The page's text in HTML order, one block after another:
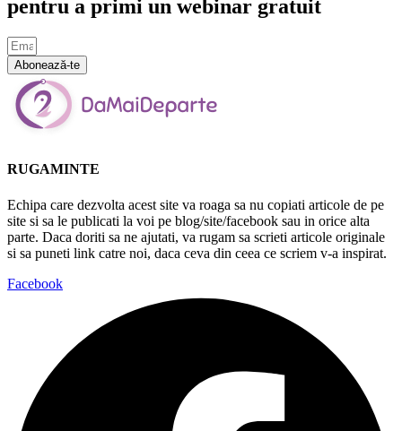
pentru a primi un webinar gratuit
Abonează-te
RUGAMINTE
Echipa care dezvolta acest site va roaga sa nu copiati articole de pe
site si sa le publicati la voi pe blog/site/facebook sau in orice alta
parte. Daca doriti sa ne ajutati, va rugam sa scrieti articole originale
si sa puneti link catre noi, daca ceva din ceea ce scriem v-a inspirat.
Facebook